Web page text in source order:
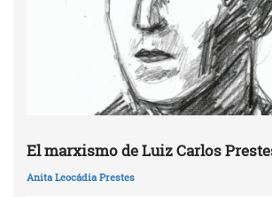
El marxismo de Luiz Carlos
Anita Leocádia Prestes